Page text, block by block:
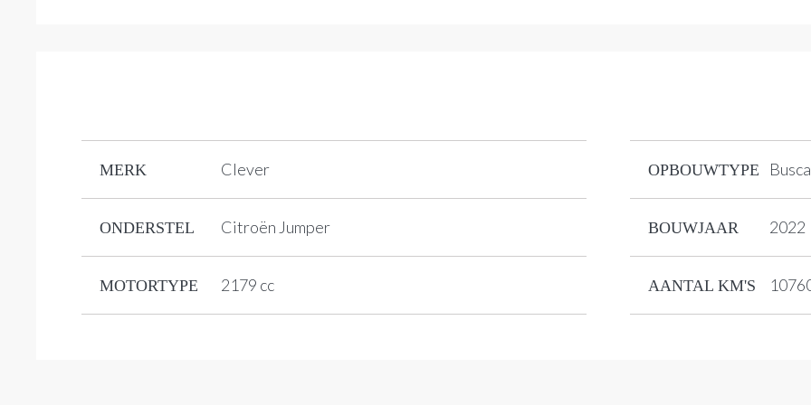
MERK Clever
ONDERSTEL Citroën Jumper
MOTORTYPE 2179 cc
OPBOUWTYPE
BOUWJAAR 2022
AANTAL KM'S